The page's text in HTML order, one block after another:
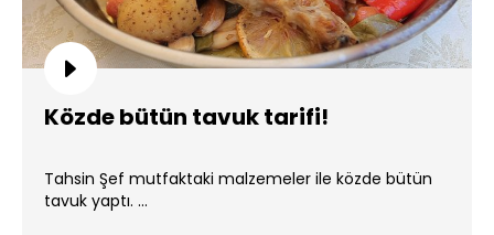
Közde bütün tavuk tarifi!
Tahsin Şef mutfaktaki malzemeler ile közde bütün
tavuk yaptı. ...